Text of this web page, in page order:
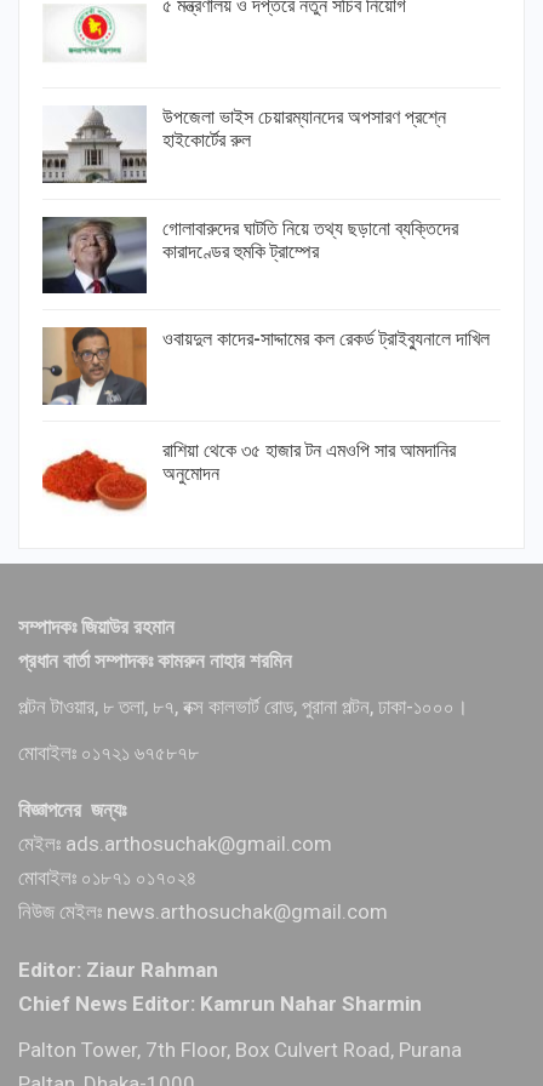
৫ মন্ত্রণালয় ও দপ্তরে নতুন সচিব নিয়োগ
উপজেলা ভাইস চেয়ারম্যানদের অপসারণ প্রশ্নে
হাইকোর্টের রুল
গোলাবারুদের ঘাটতি নিয়ে তথ্য ছড়ানো ব্যক্তিদের
কারাদণ্ডের হুমকি ট্রাম্পের
ওবায়দুল কাদের-সাদ্দামের কল রেকর্ড ট্রাইব্যুনালে দাখিল
রাশিয়া থেকে ৩৫ হাজার টন এমওপি সার আমদানির
অনুমোদন
সম্পাদকঃ জিয়াউর রহমান
প্রধান বার্তা সম্পাদকঃ কামরুন নাহার শরমিন
পল্টন টাওয়ার, ৮ তলা, ৮৭, বক্স কালভার্ট রোড, পুরানা পল্টন, ঢাকা-১০০০।
মোবাইলঃ ০১৭২১ ৬৭৫৮৭৮
বিজ্ঞাপনের জন্যঃ
মেইলঃ ads.arthosuchak@gmail.com
মোবাইলঃ ০১৮৭১ ০১৭০২৪
নিউজ মেইলঃ news.arthosuchak@gmail.com
Editor: Ziaur Rahman
Chief News Editor: Kamrun Nahar Sharmin
Palton Tower, 7th Floor, Box Culvert Road, Purana